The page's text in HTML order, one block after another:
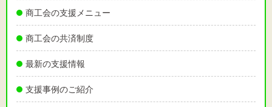
商工会の支援メニュー
商工会の共済制度
最新の支援情報
支援事例のご紹介